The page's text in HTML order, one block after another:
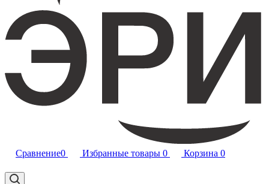
Сравнение0 Избранные товары 0 Корзина 0